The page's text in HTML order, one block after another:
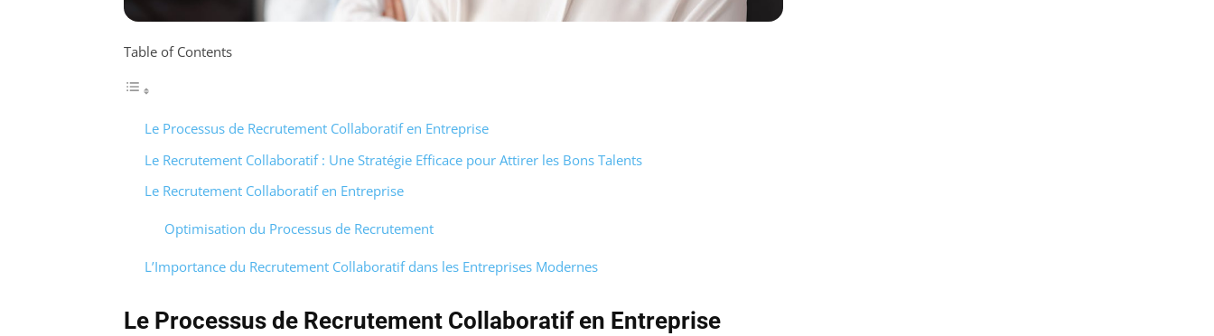
Table of Contents
Le Processus de Recrutement Collaboratif en Entreprise
Le Recrutement Collaboratif : Une Stratégie Efficace pour Attirer les Bons Talents
Le Recrutement Collaboratif en Entreprise
Optimisation du Processus de Recrutement
L’Importance du Recrutement Collaboratif dans les Entreprises Modernes
Le Processus de Recrutement Collaboratif en Entreprise